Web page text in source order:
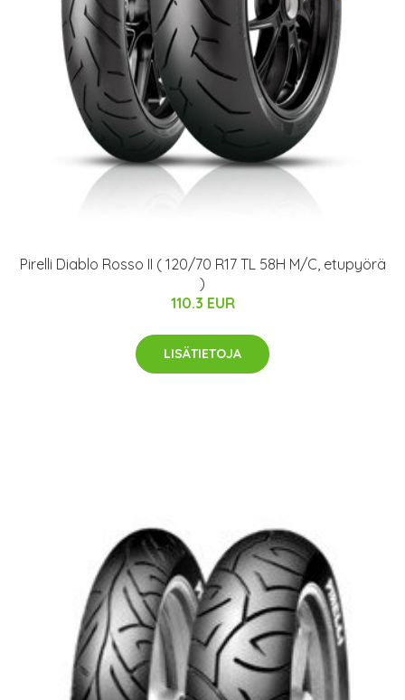
Pirelli Diablo Rosso II ( 120/70 R17 TL 58H M/C, etupyörä
)
110.3 EUR
LISÄTIETOJA